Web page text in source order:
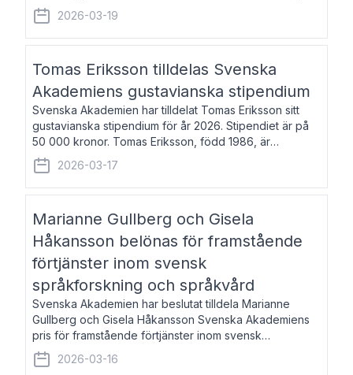
född 1965, är professor i nordiska språk vid Göteborgs
universitet. Han disputerade 2004 på avhan
2026-03-19
Tomas Eriksson tilldelas Svenska
Akademiens gustavianska stipendium
Svenska Akademien har tilldelat Tomas Eriksson sitt
gustavianska stipendium för år 2026. Stipendiet är på
50 000 kronor. Tomas Eriksson, född 1986, är
projektledare inom marknadsföring och författare och
utkom i fjol med boken Syndabocken.
2026-03-17
Marianne Gullberg och Gisela
Håkansson belönas för framstående
förtjänster inom svensk
språkforskning och språkvård
Svenska Akademien har beslutat tilldela Marianne
Gullberg och Gisela Håkansson Svenska Akademiens
pris för framstående förtjänster inom svensk
språkforskning och språkvård till minne av Carl Gabriel
och Karin Forsberg för år 2026. Prissumma
2026-03-16